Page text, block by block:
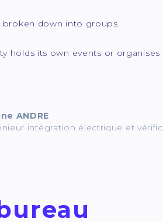
broken down into groups.
holds its own events or organises
ANDRE
intégration électrique et